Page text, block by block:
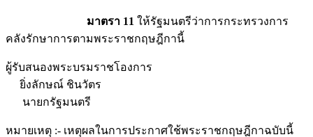
มาตรา 11 ให้รัฐมนตรีว่าการกระทรวงการ
คลังรักษาการตามพระราชกฤษฎีกานี้
ผู้รับสนองพระบรมราชโองการ
ยิ่งลักษณ์ ชินวัตร
นายกรัฐมนตรี
หมายเหตุ :- เหตุผลในการประกาศใช้พระราชกฤษฎีกาฉบับนี้